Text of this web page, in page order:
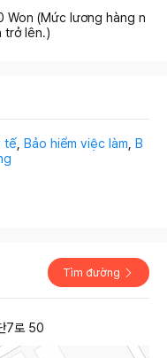
Won (Mức lương hàng n
trở lên.)
tế Bảo hiểm việc làm B
Tìm đường
7로 50